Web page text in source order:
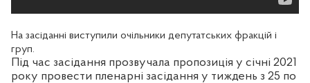
На засіданні виступили очільники депутатських фракцій і
груп.
Під час засідання прозвучала пропозиція у січні 2021
року провести пленарні засідання у тиждень з 25 по